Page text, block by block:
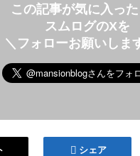
この記事が気に入った
スムログのXを
＼フォローお願いしま
シェア